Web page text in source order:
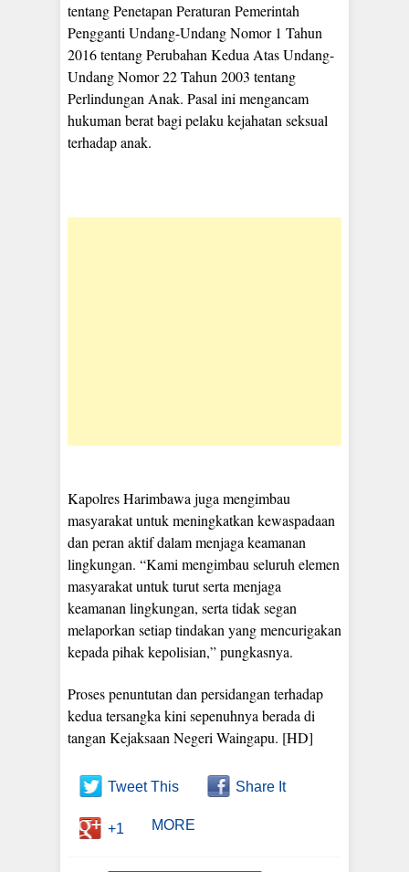
tentang Penetapan Peraturan Pemerintah
Pengganti Undang-Undang Nomor 1 Tahun
2016 tentang Perubahan Kedua Atas Undang-
Undang Nomor 22 Tahun 2003 tentang
Perlindungan Anak. Pasal ini mengancam
hukuman berat bagi pelaku kejahatan seksual
terhadap anak.
Kapolres Harimbawa juga mengimbau
masyarakat untuk meningkatkan kewaspadaan
dan peran aktif dalam menjaga keamanan
lingkungan. “Kami mengimbau seluruh elemen
masyarakat untuk turut serta menjaga
keamanan lingkungan, serta tidak segan
melaporkan setiap tindakan yang mencurigakan
kepada pihak kepolisian,” pungkasnya.
Proses penuntutan dan persidangan terhadap
kedua tersangka kini sepenuhnya berada di
tangan Kejaksaan Negeri Waingapu. [HD]
Tweet This Share It
+1 MORE